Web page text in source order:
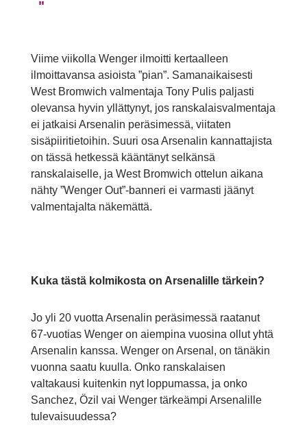
Viime viikolla Wenger ilmoitti kertaalleen
ilmoittavansa asioista ”pian”. Samanaikaisesti
West Bromwich valmentaja Tony Pulis paljasti
olevansa hyvin yllättynyt, jos ranskalaisvalmentaja
ei jatkaisi Arsenalin peräsimessä, viitaten
sisäpiiritietoihin. Suuri osa Arsenalin kannattajista
on tässä hetkessä kääntänyt selkänsä
ranskalaiselle, ja West Bromwich ottelun aikana
nähty ”Wenger Out”-banneri ei varmasti jäänyt
valmentajalta näkemättä.
Kuka tästä kolmikosta on Arsenalille tärkein?
Jo yli 20 vuotta Arsenalin peräsimessä raatanut
67-vuotias Wenger on aiempina vuosina ollut yhtä
Arsenalin kanssa. Wenger on Arsenal, on tänäkin
vuonna saatu kuulla. Onko ranskalaisen
valtakausi kuitenkin nyt loppumassa, ja onko
Sanchez, Özil vai Wenger tärkeämpi Arsenalille
tulevaisuudessa?